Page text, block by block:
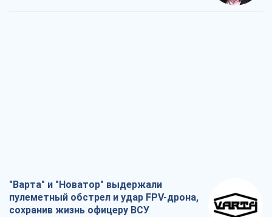
"Варта" и "Новатор" выдержали
пулеметный обстрел и удар FPV-дрона,
сохранив жизнь офицеру ВСУ